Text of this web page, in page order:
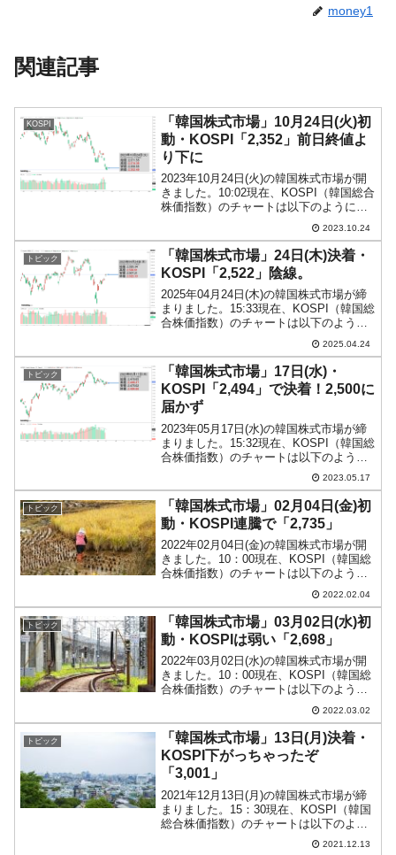
JPモルガン「韓国レバレッジETFの清算は
『Money1』
発。
Fact1
日本の誇る海洋資源調査船『白嶺』は先進技術の
塊！
夏の甲子園、優勝校を最も多く輩出している都道
府県とは？
今話題の「楽天ライオンズ」とは？
Fact1
全て勝つといくら？ 競馬GI競走で勝利騎手がもら
える賞金とは？
Fact1 平成仮面ライダーの意外すぎるモチーフとは？
発表から2日で大崩壊、鳴かず飛ばずに終わりそう
なスーパーリーグとは？
Fact1
日本人マスターズ挑戦の歴史。松山以前に最高位
だった選手とは？
Fact1
甲子園通算本塁打、最多の清原に次いで多く打っ
ている意外な選手とは？
Fact1 セレクトセールの高額取引馬が稼いだ金額とは？
money1
関連記事
KOSPI
「韓国株式市場」10月24日(火)初
動・KOSPI「2,352」前日終値よ
り下に
2023年10月24日(火)の韓国株式市場が開
きました。10:02現在、KOSPI（韓国総合
株価指数）のチャートは以下のようにな
『Investing.com』より引用）。上げて始
まったのですが、前日終値より下にいき
まし...
2023.10.24
トピック
「韓国株式市場」24日(木)決着・
KOSPI「2,522」陰線。
2025年04月24日(木)の韓国株式市場が締
まりました。15:33現在、KOSPI（韓国総
合株価指数）のチャートは以下のように
『Investing.com』より引用）。投資家別
売買動向は以下です。⇒データ引用元：
『...
2025.04.24
トピック
「韓国株式市場」17日(水)・
KOSPI「2,494」で決着！2,500に
届かず
2023年05月17日(水)の韓国株式市場が締
まりました。15:32現在、KOSPI（韓国総
合株価指数）のチャートは以下のように
『Investing.com』より引用）。強い陽線
になりましたが「2,500」には届きま...
2023.05.17
トピック
「韓国株式市場」02月04日(金)初
動・KOSPI連騰で「2,735」
2022年02月04日(金)の韓国株式市場が開
きました。10：00現在、KOSPI（韓国総
合株価指数）のチャートは以下のように
『Investing.com』より引用）。本日も陽
線で上昇していますが、上値は重いで
す。K...
2022.02.04
トピック
「韓国株式市場」03月02日(水)初
動・KOSPIは弱い「2,698」
2022年03月02日(水)の韓国株式市場が開
きました。10：00現在、KOSPI（韓国総
合株価指数）のチャートは以下のように
『Investing.com』より引用）。上がりま
せん。KOSPIは「2,696」です。投...
2022.03.02
トピック
「韓国株式市場」13日(月)決着・
KOSPI下がっちゃったぞ
「3,001」
2021年12月13日(月)の韓国株式市場が締
まりました。15：30現在、KOSPI（韓国
総合株価指数）のチャートは以下のよう
『Investing.com』より引用）。陰転しま
2021.12.13